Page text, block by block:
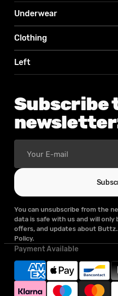
Underwear
Clothing
Left
Subscribe
mail
You can unsubscribe from the
data is safe with us and will only
offers, and updates about
Policy.
Payment Available